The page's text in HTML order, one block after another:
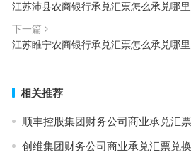
江苏沛县农商银行承兑汇票怎么承兑哪
下一篇
江苏睢宁农商银行承兑汇票怎么承兑哪
相关推荐
顺丰控股集团财务公司商业承兑汇
创维集团财务公司商业承兑汇票兑